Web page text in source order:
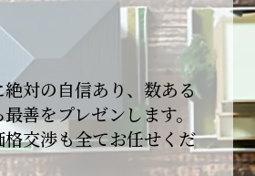
願い申し上げます。
おめでとうございます】
ました。
とご支援をいただき、心より
対の自信あり、数ある
善をプレゼンします。
交渉も全てお任せくだ